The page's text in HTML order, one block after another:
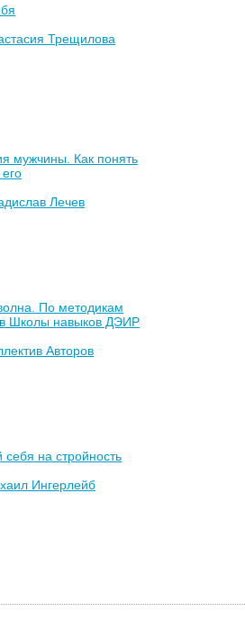
Трещилова
мужчины. Как понять
Лечев
По методикам
Школы навыков ДЭИР
Авторов
себя на стройность
Ингерлейб